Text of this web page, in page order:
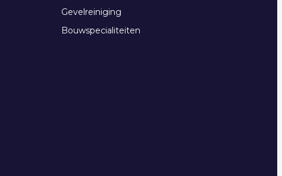
Gevelreiniging
Bouwspecialiteiten